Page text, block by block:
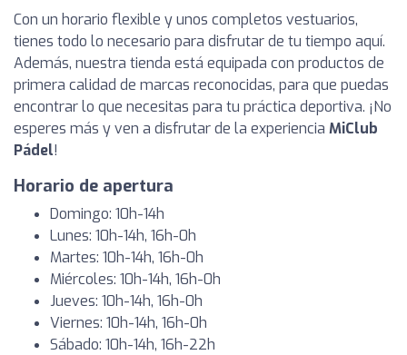
Con un horario flexible y unos completos vestuarios,
tienes todo lo necesario para disfrutar de tu tiempo aquí.
Además, nuestra tienda está equipada con productos de
primera calidad de marcas reconocidas, para que puedas
encontrar lo que necesitas para tu práctica deportiva. ¡No
esperes más y ven a disfrutar de la experiencia MiClub
Pádel!
Horario de apertura
Domingo: 10h-14h
Lunes: 10h-14h, 16h-0h
Martes: 10h-14h, 16h-0h
Miércoles: 10h-14h, 16h-0h
Jueves: 10h-14h, 16h-0h
Viernes: 10h-14h, 16h-0h
Sábado: 10h-14h, 16h-22h